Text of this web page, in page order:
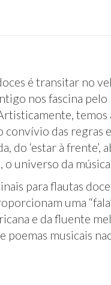
é transitar no
nos fascina
temos
das regras
do ‘estar à frente’,
universo da
para flautas
uma
e da fluente
poemas musicais